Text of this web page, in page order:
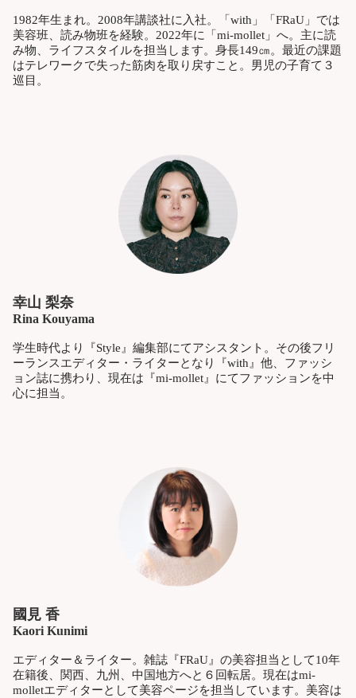
1982年生まれ。2008年講談社に入社。「with」「FRaU」では
美容班、読み物班を経験。2022年に「mi-mollet」へ。主に読
み物、ライフスタイルを担当します。身長149㎝。最近の課題
はテレワークで失った筋肉を取り戻すこと。男児の子育て３
巡目。
幸山 梨奈
Rina Kouyama
学生時代より『Style』編集部にてアシスタント。その後フリ
ーランスエディター・ライターとなり『with』他、ファッシ
ョン誌に携わり、現在は『mi-mollet』にてファッションを中
心に担当。
國見 香
Kaori Kunimi
エディター＆ライター。雑誌『FRaU』の美容担当として10年
在籍後、関西、九州、中国地方へと６回転居。現在はmi-
molletエディターとして美容ページを担当しています。美容は